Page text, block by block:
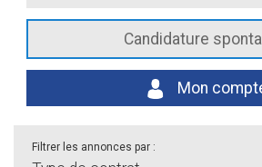
Candidature
Mon
Filtrer les annonces par :